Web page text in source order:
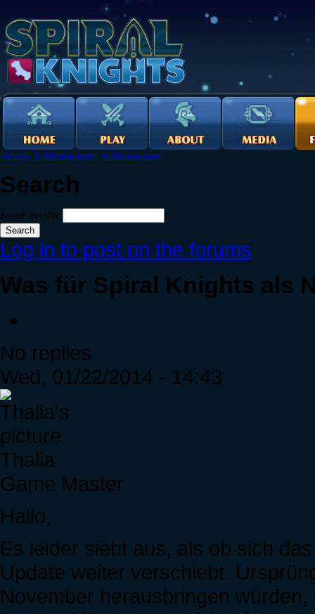
Forums › Ankündigungen › Ankündigungen
Search
Search this site:
Log in to post on the forums
Was für Spiral Knights als
No replies
Wed, 01/22/2014 - 14:43
Thalia
Game Master
Hallo,
Es leider sieht aus, als ob sich
Update weiter verschiebt.
November herausbringen